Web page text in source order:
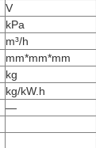
V
kPa
m³/h
mm*mm*mm
kg
kg/kW.h
—